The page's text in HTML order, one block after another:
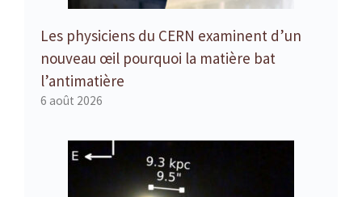
Les physiciens du CERN examinent d’un
nouveau œil pourquoi la matière bat
l’antimatière
6 août 2026